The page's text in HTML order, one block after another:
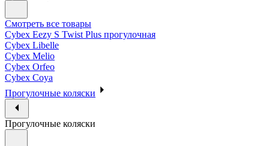
Смотреть все товары
Cybex Eezy S Twist Plus прогулочная
Cybex Libelle
Cybex Melio
Cybex Orfeo
Cybex Coya
Прогулочные коляски
Прогулочные коляски